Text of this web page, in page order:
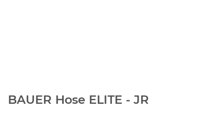
BAUER Hose ELITE - JR